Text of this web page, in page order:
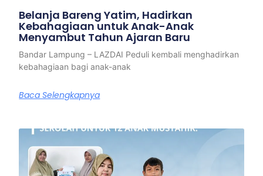
Belanja Bareng Yatim, Hadirkan
Kebahagiaan untuk Anak-Anak
Menyambut Tahun Ajaran Baru
Bandar Lampung – LAZDAI Peduli kembali menghadirkan
kebahagiaan bagi anak-anak
Baca Selengkapnya